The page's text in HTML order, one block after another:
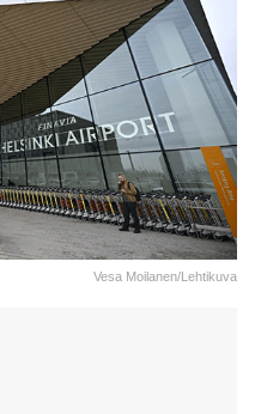
Vesa Moilanen/Lehtikuva